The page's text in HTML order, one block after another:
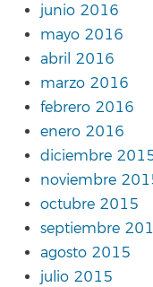
junio 2016
mayo 2016
abril 2016
marzo 2016
febrero 2016
enero 2016
diciembre
noviembre
octubre 2015
septiembre
agosto 2015
julio 2015